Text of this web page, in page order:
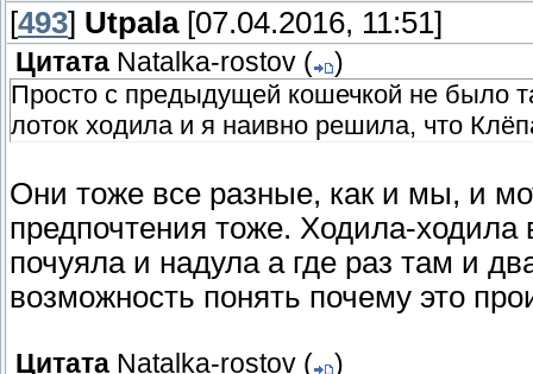
[493] Utpala[07.04.2016, 11:51]
Цитата Natalka-rostov (
)
Просто с предыдущей кошечкой не было
лоток ходила и я наивно решила, что
Они тоже все разные, как и мы, и
предпочтения тоже. Ходила-ходила
почуяла и надула а где раз там и
возможность понять почему это
Цитата Natalka-rostov (
)